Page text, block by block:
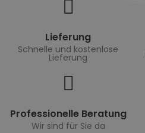
Lieferung
Schnelle und kostenlose
Lieferung
Professionelle Beratung
Wir sind für Sie da